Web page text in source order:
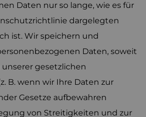
Daten nur so lange, wie es für
dargelegten
ist. Wir speichern und
Daten, soweit
gesetzlichen
B. wenn wir Ihre Daten zur
Gesetze aufbewahren
von Streitigkeiten und zur